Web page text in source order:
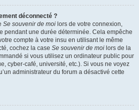
déconnecté ?
Se souvenir de moi lors de votre connexion,
pendant une durée déterminée. Cela empêche
compte à votre insu en utilisant le même
cochez la case Se souvenir de moi lors de la
si vous utilisez un ordinateur public pour
cyber-café, université, etc.). Si vous ne voyez
administrateur du forum a désactivé cette